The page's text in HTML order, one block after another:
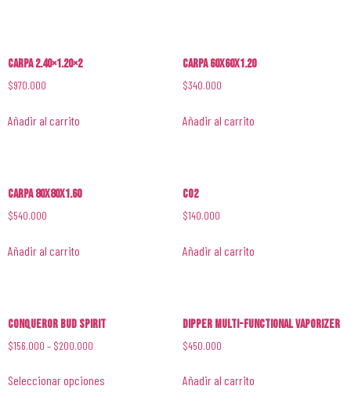
Carpa 2.40×1.20×2
$970.000
Añadir al carrito
Carpa 60x60x1.20
$340.000
Añadir al carrito
Carpa 80x80x1.60
$540.000
Añadir al carrito
CO2
$140.000
Añadir al carrito
Conqueror Bud Spirit
$156.000 – $200.000
Seleccionar opciones
DIPPER Multi-Functional VAPORIZER
$450.000
Añadir al carrito